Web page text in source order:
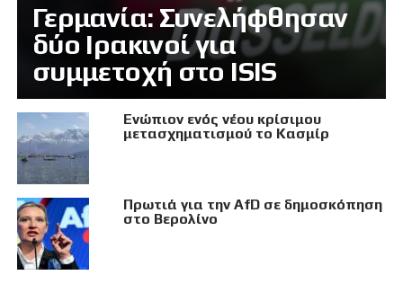
Γερμανία: Συνελήφθησαν
δύο Ιρακινοί για
συμμετοχή στο ISIS
Eνώπιον ενός νέου κρίσιμου
μετασχηματισμού το Κασμίρ
Πρωτιά για την AfD σε δημοσκόπηση
στο Βερολίνο